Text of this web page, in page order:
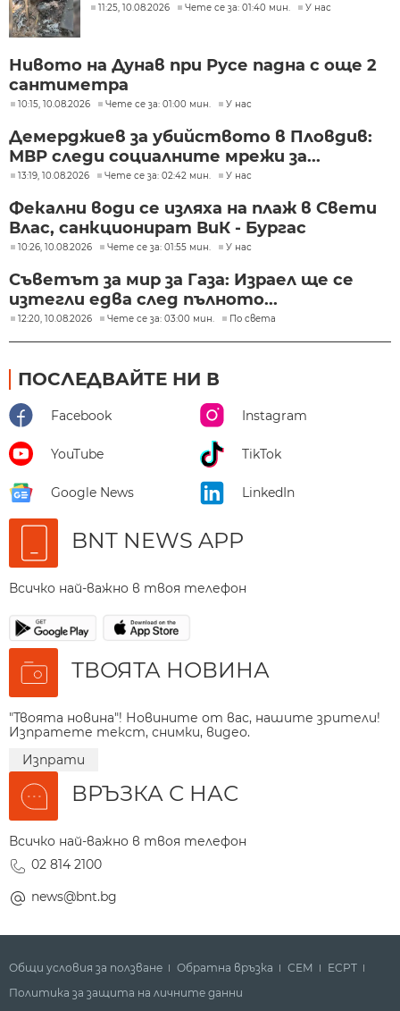
11:25, 10.08.2026 Чете се за: 01:40 мин. У нас
Нивото на Дунав при Русе падна с още 2
сантиметра
10:15, 10.08.2026 Чете се за: 01:00 мин. У нас
Демерджиев за убийството в Пловдив:
МВР следи социалните мрежи за...
13:19, 10.08.2026 Чете се за: 02:42 мин. У нас
Фекални води се изляха на плаж в Свети
Влас, санкционират ВиК - Бургас
10:26, 10.08.2026 Чете се за: 01:55 мин. У нас
Съветът за мир за Газа: Израел ще се
изтегли едва след пълното...
12:20, 10.08.2026 Чете се за: 03:00 мин. По света
ПОСЛЕДВАЙТЕ НИ В
Facebook Instagram
YouTube TikTok
Google News LinkedIn
BNT NEWS APP
Всичко най-важно в твоя телефон
ТВОЯТА НОВИНА
"Твоята новина"! Новините от вас, нашите зрители!
Изпратете текст, снимки, видео.
Изпрати
ВРЪЗКА С НАС
Всичко най-важно в твоя телефон
02 814 2100
news@bnt.bg
Общи условия за ползване Обратна връзка СЕМ
ECPT
Политика за защита на личните данни